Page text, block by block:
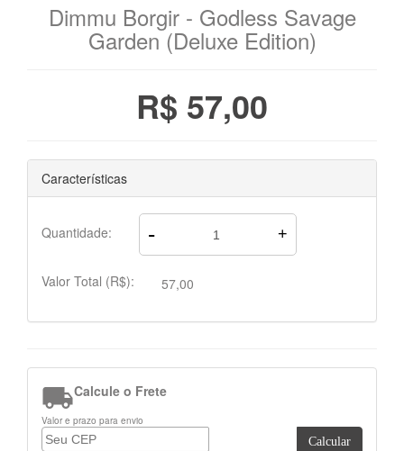
Dimmu Borgir - Godless Savage
Garden (Deluxe Edition)
R$ 57,00
Características
Quantidade: - +
Valor Total (R$): 57,00
Calcule o Frete
Valor e prazo para envio
Calcular